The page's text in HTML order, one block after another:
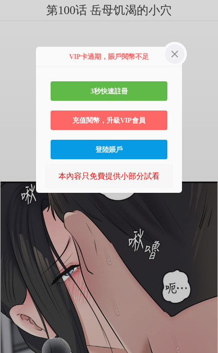
第100话 岳母饥渴的小穴
VIP卡過期，賬戶閱幣不足
3秒快速註冊
充值閱幣，升級VIP會員
登陸賬戶
本內容只免費提供小部分試看